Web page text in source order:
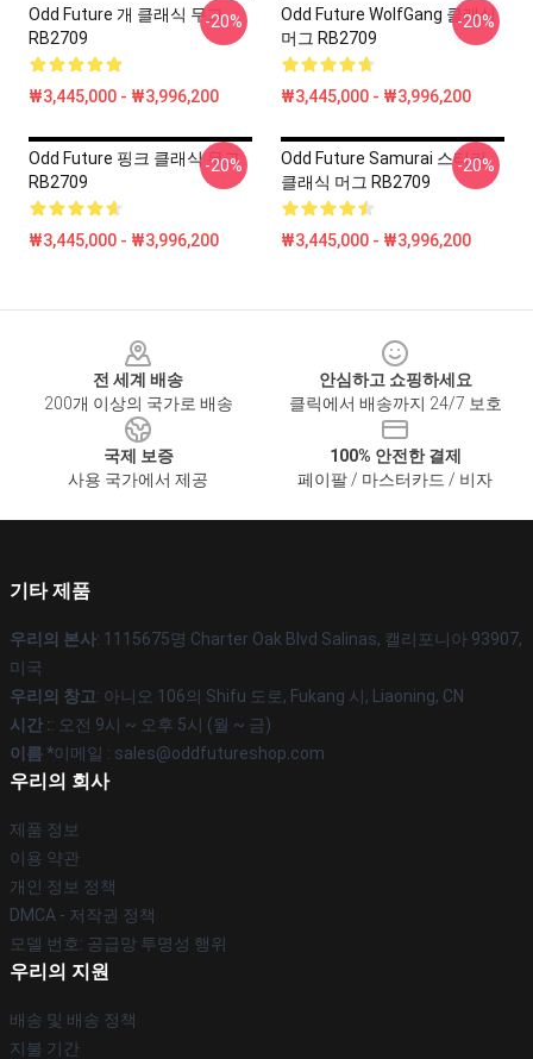
Odd Future 개 클래식 무그
RB2709
₩3,445,000 - ₩3,996,200
-20%
Odd Future WolfGang 클래식
머그 RB2709
₩3,445,000 - ₩3,996,200
-20%
Odd Future 핑크 클래식 무그
RB2709
₩3,445,000 - ₩3,996,200
-20%
Odd Future Samurai 스티커
클래식 머그 RB2709
₩3,445,000 - ₩3,996,200
-20%
전 세계 배송
200개 이상의 국가로 배송
안심하고 쇼핑하세요
클릭에서 배송까지 24/7 보호
국제 보증
사용 국가에서 제공
100% 안전한 결제
페이팔 / 마스터카드 / 비자
기타 제품
우리의 본사: 1115675명 Charter Oak Blvd Salinas, 캘리포니아 93907,
미국
우리의 창고: 아니오 106의 Shifu 도로, Fukang 시, Liaoning, CN
시간 :: 오전 9시 ~ 오후 5시 (월 ~ 금)
이름 *이메일 : sales@oddfutureshop.com
우리의 회사
제품 정보
이용 약관
개인 정보 정책
DMCA - 저작권 정책
모델 번호: 공급망 투명성 행위
우리의 지원
배송 및 배송 정책
지불 기간